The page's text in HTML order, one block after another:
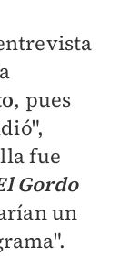
, pues
fue
Gordo
un